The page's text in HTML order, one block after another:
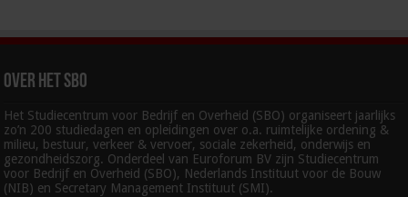
Over het SBO
Het Studiecentrum voor Bedrijf en Overheid (SBO) organiseert jaarlijks
zo’n 200 studiedagen en opleidingen over o.a. ruimtelijke ordening &
milieu, bestuur, verkeer & vervoer, sociale zekerheid, onderwijs en
gezondheidszorg. Onderdeel van Euroforum BV zijn Studiecentrum
voor Bedrijf en Overheid (SBO), Nederlands Instituut voor de Bouw
(NIB) en Secretary Management Instituut (SMI).